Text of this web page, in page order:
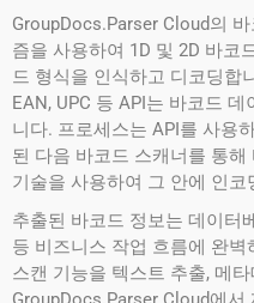
GroupDocs.Parser Cloud의
즘을 사용하여 1D 및 2D 바코
드 형식을 인식하고 디코딩합
EAN, UPC 등 API는 바코드
니다. 프로세스는 API를 사용
된 다음 바코드 스캐너를 통
기술을 사용하여 그 안에 인
추출된 바코드 정보는 데이터
등 비즈니스 작업 흐름에 완
스캔 기능을 텍스트 추출, 메